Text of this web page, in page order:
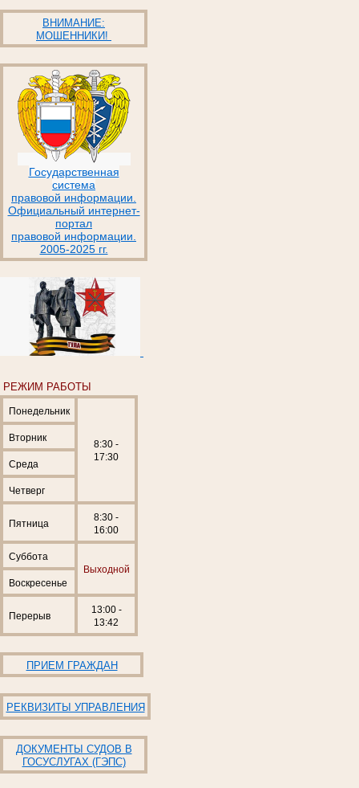
ВНИМАНИЕ:
МОШЕННИКИ!
Государственная
система
правовой информации.
Официальный интернет-
портал
правовой информации.
2005-2025 гг.
РЕЖИМ РАБОТЫ
Понедельник
8:30 -
17:30
Вторник
Среда
Четверг
Пятница
8:30 -
16:00
Суббота
Выходной
Воскресенье
Перерыв
13:00 -
13:42
ПРИЕМ ГРАЖДАН
РЕКВИЗИТЫ УПРАВЛЕНИЯ
ДОКУМЕНТЫ СУДОВ В
ГОСУСЛУГАХ (ГЭПС)